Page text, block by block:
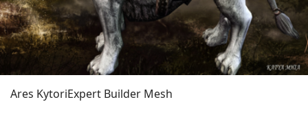
Ares KytoriExpert Builder Mesh